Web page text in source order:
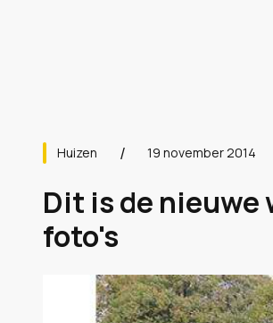
Huizen 19 november 2014
Dit is de nieuwe
foto's